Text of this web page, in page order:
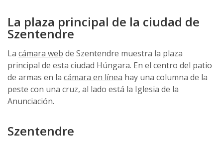
La plaza principal de la ciudad de
Szentendre
La cámara web de Szentendre muestra la plaza
principal de esta ciudad Húngara. En el centro del patio
de armas en la cámara en línea hay una columna de la
peste con una cruz, al lado está la Iglesia de la
Anunciación.
Szentendre